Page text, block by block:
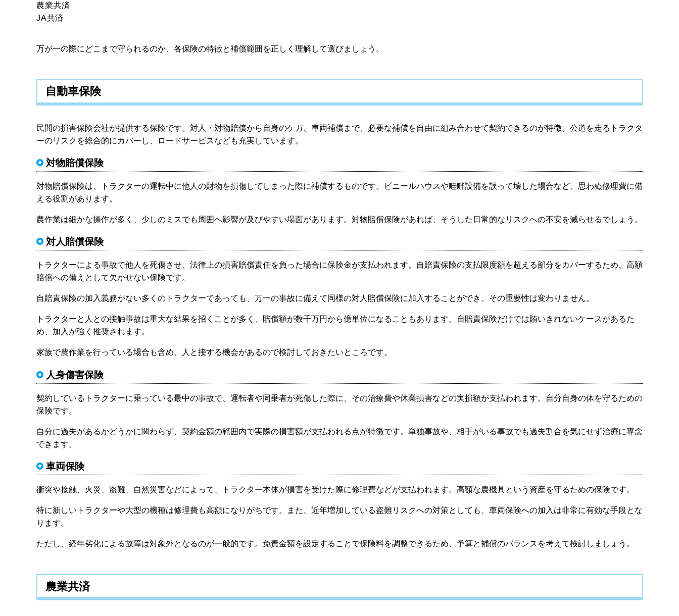
農業共済
JA共済
万が一の際にどこまで守られるのか、各保険の特徴と補償範囲を正しく理解して選びましょう。
自動車保険
民間の損害保険会社が提供する保険です。対人・対物賠償から自身のケガ、車両補償まで、必要な補償を自由に組み合わせて契約できるのが特徴。公道を走るトラクタ
ーのリスクを総合的にカバーし、ロードサービスなども充実しています。
対物賠償保険
対物賠償保険は、トラクターの運転中に他人の財物を損傷してしまった際に補償するものです。ビニールハウスや畦畔設備を誤って壊した場合など、思わぬ修理費に備
える役割があります。
農作業は細かな操作が多く、少しのミスでも周囲へ影響が及びやすい場面があります。対物賠償保険があれば、そうした日常的なリスクへの不安を減らせるでしょう。
対人賠償保険
トラクターによる事故で他人を死傷させ、法律上の損害賠償責任を負った場合に保険金が支払われます。自賠責保険の支払限度額を超える部分をカバーするため、高額
賠償への備えとして欠かせない保険です。
自賠責保険の加入義務がない多くのトラクターであっても、万一の事故に備えて同様の対人賠償保険に加入することができ、その重要性は変わりません。
トラクターと人との接触事故は重大な結果を招くことが多く、賠償額が数千万円から億単位になることもあります。自賠責保険だけでは賄いきれないケースがあるた
め、加入が強く推奨されます。
家族で農作業を行っている場合も含め、人と接する機会があるので検討しておきたいところです。
人身傷害保険
契約しているトラクターに乗っている最中の事故で、運転者や同乗者が死傷した際に、その治療費や休業損害などの実損額が支払われます。自分自身の体を守るための
保険です。
自分に過失があるかどうかに関わらず、契約金額の範囲内で実際の損害額が支払われる点が特徴です。単独事故や、相手がいる事故でも過失割合を気にせず治療に専念
できます。
車両保険
衝突や接触、火災、盗難、自然災害などによって、トラクター本体が損害を受けた際に修理費などが支払われます。高額な農機具という資産を守るための保険です。
特に新しいトラクターや大型の機種は修理費も高額になりがちです。また、近年増加している盗難リスクへの対策としても、車両保険への加入は非常に有効な手段とな
ります。
ただし、経年劣化による故障は対象外となるのが一般的です。免責金額を設定することで保険料を調整できるため、予算と補償のバランスを考えて検討しましょう。
農業共済